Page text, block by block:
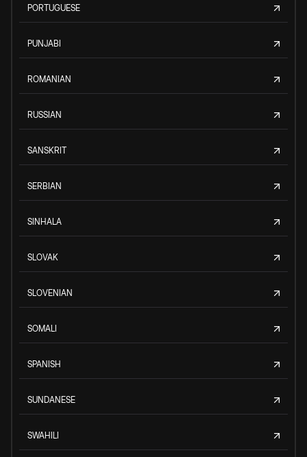
PORTUGUESE
PUNJABI
ROMANIAN
RUSSIAN
SANSKRIT
SERBIAN
SINHALA
SLOVAK
SLOVENIAN
SOMALI
SPANISH
SUNDANESE
SWAHILI